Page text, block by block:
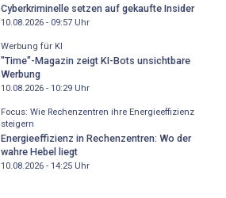
Cyberkriminelle setzen auf gekaufte Insider
10.08.2026 - 09:57Uhr
Werbung für KI
"Time"-Magazin zeigt KI-Bots unsichtbare
Werbung
10.08.2026 - 10:29Uhr
Focus: Wie Rechenzentren ihre Energieeffizienz
steigern
Energieeffizienz in Rechenzentren: Wo der
wahre Hebel liegt
10.08.2026 - 14:25Uhr